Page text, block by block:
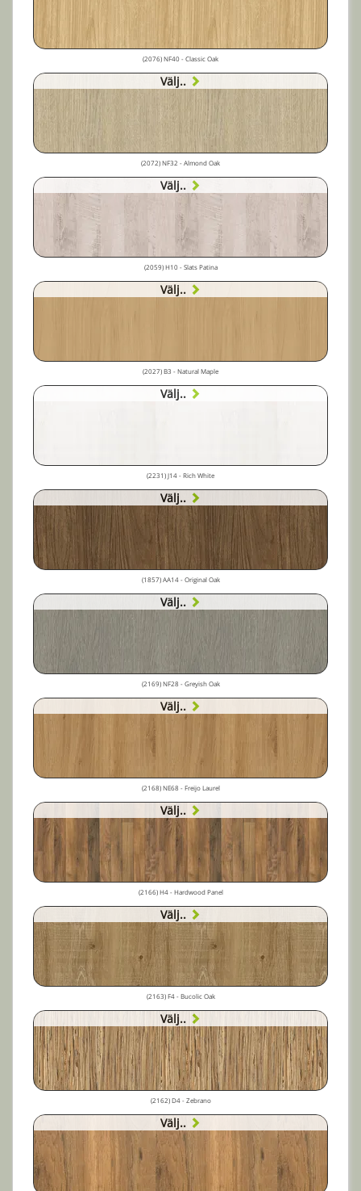
(2076) NF40 - Classic Oak
Välj..
(2072) NF32 - Almond Oak
Välj..
(2059) H10 - Slats Patina
Välj..
(2027) B3 - Natural Maple
Välj..
(2231) J14 - Rich White
Välj..
(1857) AA14 - Original Oak
Välj..
(2169) NF28 - Greyish Oak
Välj..
(2168) NE68 - Freijo Laurel
Välj..
(2166) H4 - Hardwood Panel
Välj..
(2163) F4 - Bucolic Oak
Välj..
(2162) D4 - Zebrano
Välj..